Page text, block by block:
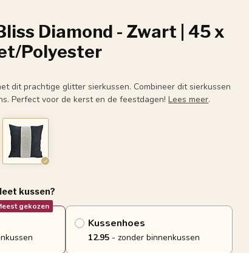
Diamond - Zwart | 45 x
Polyester
dit prachtige glitter sierkussen. Combineer dit sierkussen
Perfect voor de kerst en de feestdagen!Lees meer.
kussen?
gekozen
Kussenhoes
12.95- zonder binnenkussen